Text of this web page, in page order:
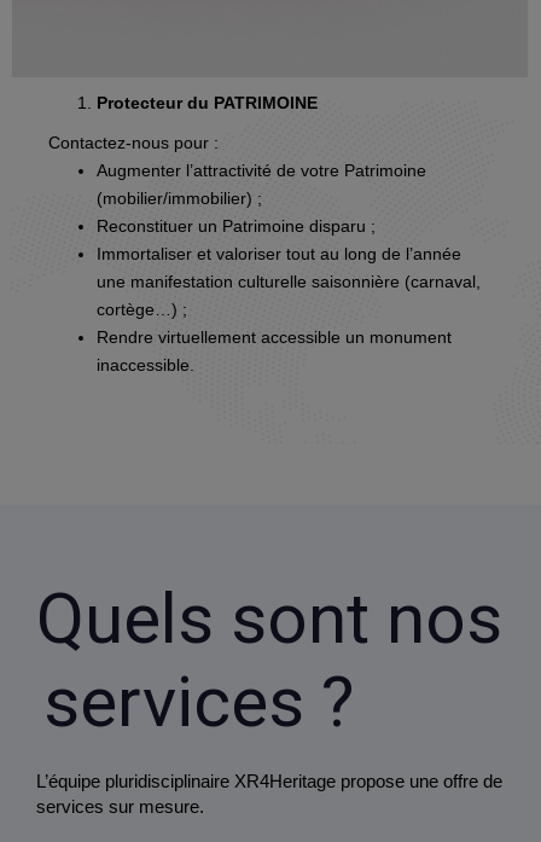
Protecteur du PATRIMOINE
Contactez-nous pour :
Augmenter l’attractivité de votre Patrimoine
(mobilier/immobilier) ;
Reconstituer un Patrimoine disparu ;
Immortaliser et valoriser tout au long de l’année
une manifestation culturelle saisonnière (carnaval,
cortège…) ;
Rendre virtuellement accessible un monument
inaccessible.
Quels sont nos
services ?
L’équipe pluridisciplinaire XR4Heritage propose une offre de
services sur mesure.